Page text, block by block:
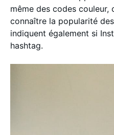
même des codes
connaître la popularité
indiquent également si
hashtag.